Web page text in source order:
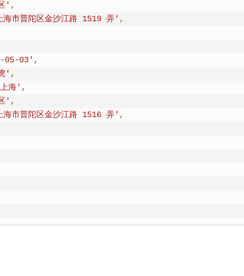
' ,
海市普陀区金沙江路 1519 弄' ,
05-03' ,
' ,
海' ,
' ,
海市普陀区金沙江路 1516 弄' ,